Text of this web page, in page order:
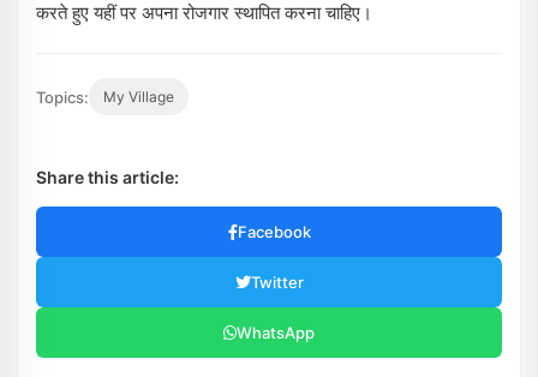
करते हुए यहीं पर अपना रोजगार स्थापित करना चाहिए।
Topics: My Village
Share this article:
Facebook
Twitter
WhatsApp